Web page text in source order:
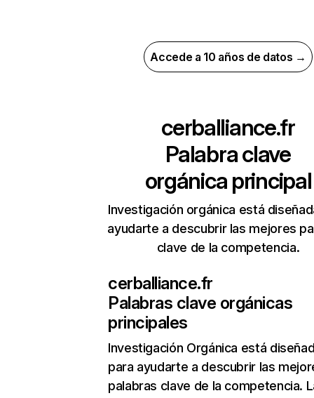
Accede a 10 años de datos →
cerballiance.fr
Palabra clave
orgánica principal
Investigación orgánica está
ayudarte a descubrir las mejores
clave de la competencia.
cerballiance.fr
Palabras clave orgánicas
principales
Investigación Orgánica está
para ayudarte a descubrir las
palabras clave de la competencia.